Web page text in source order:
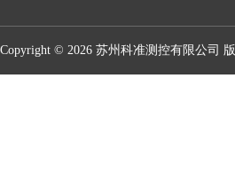
Copyright © 2026 苏州科准测控有限公司